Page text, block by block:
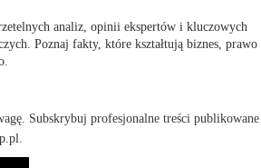
analiz, opinii ekspertów i kluczowych
Poznaj fakty, które kształtują biznes, prawo
Subskrybuj profesjonalne treści publikowane